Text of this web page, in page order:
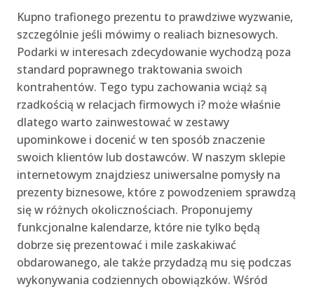
Kupno trafionego prezentu to prawdziwe wyzwanie,
szczególnie jeśli mówimy o realiach biznesowych.
Podarki w interesach zdecydowanie wychodzą poza
standard poprawnego traktowania swoich
kontrahentów. Tego typu zachowania wciąż są
rzadkością w relacjach firmowych i? może właśnie
dlatego warto zainwestować w zestawy
upominkowe i docenić w ten sposób znaczenie
swoich klientów lub dostawców. W naszym sklepie
internetowym znajdziesz uniwersalne pomysły na
prezenty biznesowe, które z powodzeniem sprawdzą
się w różnych okolicznościach. Proponujemy
funkcjonalne kalendarze, które nie tylko będą
dobrze się prezentować i mile zaskakiwać
obdarowanego, ale także przydadzą mu się podczas
wykonywania codziennych obowiązków. Wśród